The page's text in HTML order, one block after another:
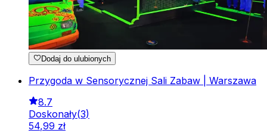
Dodaj do ulubionych
Przygoda w Sensorycznej Sali Zabaw | Warszawa
8.7
Doskonały(3)
54,99 zł